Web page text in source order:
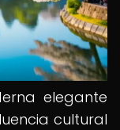
elegante
cultural